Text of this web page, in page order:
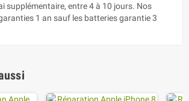
supplémentaire, entre 4 à 10 jours. Nos
1 an sauf les batteries garantie 3